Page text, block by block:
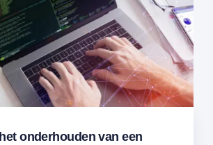
onderhouden van een